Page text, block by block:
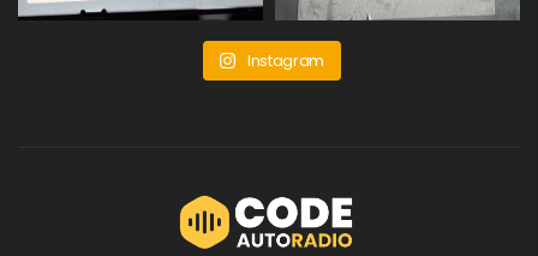
Instagram